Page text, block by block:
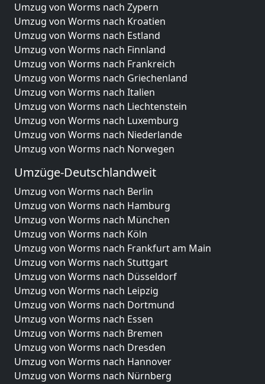
Umzug von Worms nach Zypern
Umzug von Worms nach Kroatien
Umzug von Worms nach Estland
Umzug von Worms nach Finnland
Umzug von Worms nach Frankreich
Umzug von Worms nach Griechenland
Umzug von Worms nach Italien
Umzug von Worms nach Liechtenstein
Umzug von Worms nach Luxemburg
Umzug von Worms nach Niederlande
Umzug von Worms nach Norwegen
Umzüge-Deutschlandweit
Umzug von Worms nach Berlin
Umzug von Worms nach Hamburg
Umzug von Worms nach München
Umzug von Worms nach Köln
Umzug von Worms nach Frankfurt am Main
Umzug von Worms nach Stuttgart
Umzug von Worms nach Düsseldorf
Umzug von Worms nach Leipzig
Umzug von Worms nach Dortmund
Umzug von Worms nach Essen
Umzug von Worms nach Bremen
Umzug von Worms nach Dresden
Umzug von Worms nach Hannover
Umzug von Worms nach Nürnberg